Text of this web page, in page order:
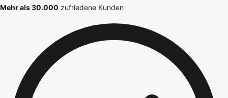
Mehr als 30.000 zufriedene Kunden